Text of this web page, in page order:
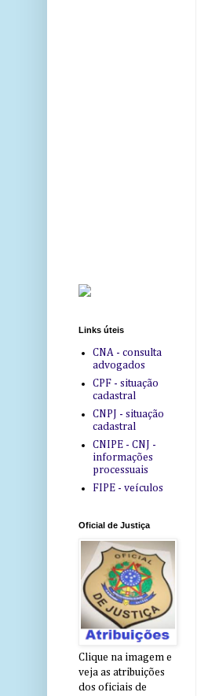
Links úteis
CNA - consulta
advogados
CPF - situação
cadastral
CNPJ - situação
cadastral
CNIPE - CNJ -
informações
processuais
FIPE - veículos
Oficial de Justiça
Clique na imagem e
veja as atribuições
dos oficiais de